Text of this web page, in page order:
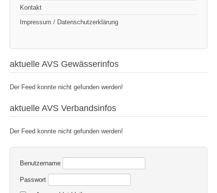
Kontakt
Impressum / Datenschutzerklärung
aktuelle AVS Gewässerinfos
Der Feed konnte nicht gefunden werden!
aktuelle AVS Verbandsinfos
Der Feed konnte nicht gefunden werden!
Benutzername
Passwort